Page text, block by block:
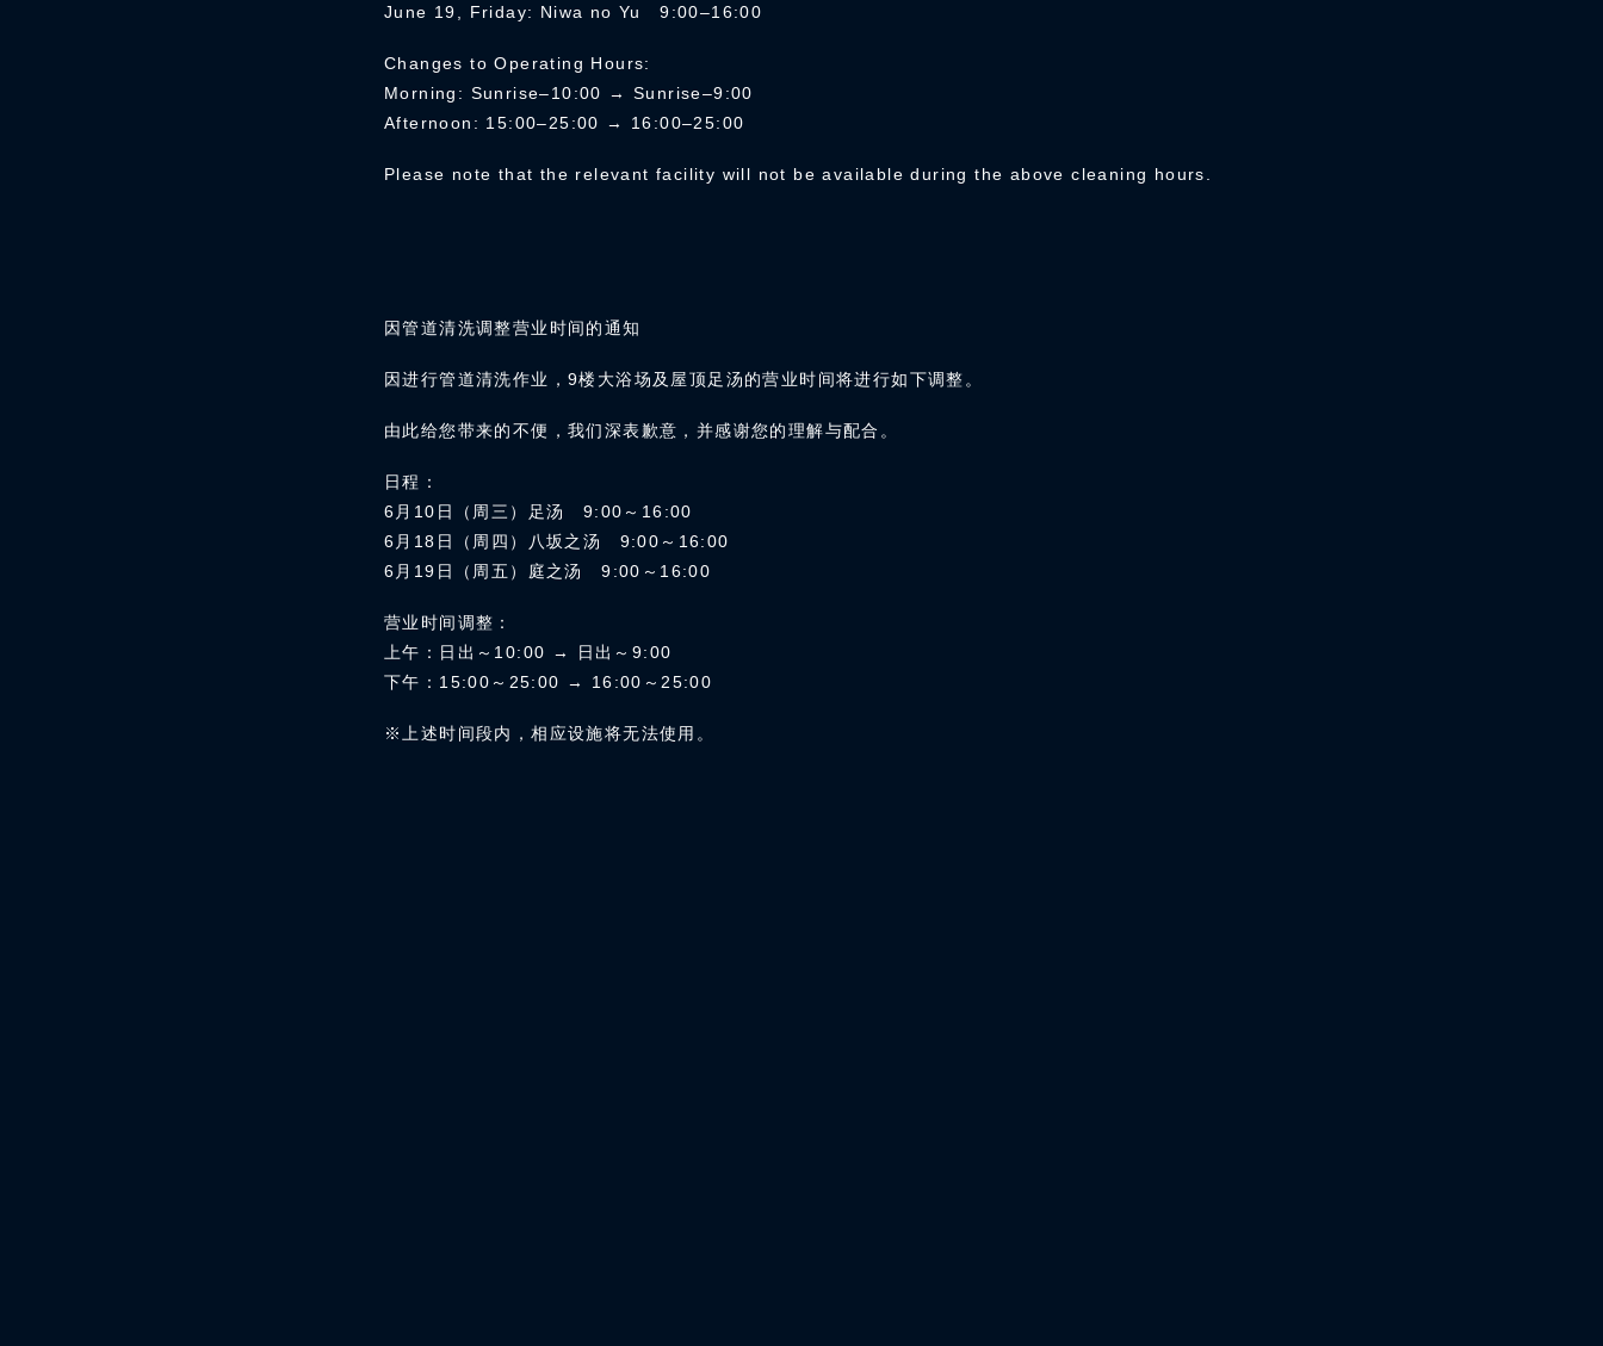
June 19, Friday: Niwa no Yu 9:00–16:00
Changes to Operating Hours:
Morning: Sunrise–10:00 → Sunrise–9:00
Afternoon: 15:00–25:00 → 16:00–25:00
Please note that the relevant facility will not be available during the above cleaning hours.
因管道清洗调整营业时间的通知
因进行管道清洗作业，9楼大浴场及屋顶足汤的营业时间将进行如下调整。
由此给您带来的不便，我们深表歉意，并感谢您的理解与配合。
日程：
6月10日（周三）足汤 9:00～16:00
6月18日（周四）八坂之汤 9:00～16:00
6月19日（周五）庭之汤 9:00～16:00
营业时间调整：
上午：日出～10:00 → 日出～9:00
下午：15:00～25:00 → 16:00～25:00
※上述时间段内，相应设施将无法使用。